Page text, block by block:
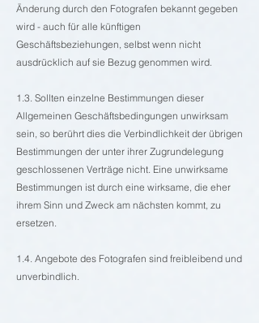
Änderung durch den Fotografen bekannt gegeben
wird - auch für alle künftigen
Geschäftsbeziehungen, selbst wenn nicht
ausdrücklich auf sie Bezug genommen wird.
1.3. Sollten einzelne Bestimmungen dieser
Allgemeinen Geschäftsbedingungen unwirksam
sein, so berührt dies die Verbindlichkeit der übrigen
Bestimmungen der unter ihrer Zugrundelegung
geschlossenen Verträge nicht. Eine unwirksame
Bestimmungen ist durch eine wirksame, die eher
ihrem Sinn und Zweck am nächsten kommt, zu
ersetzen.
1.4. Angebote des Fotografen sind freibleibend und
unverbindlich.